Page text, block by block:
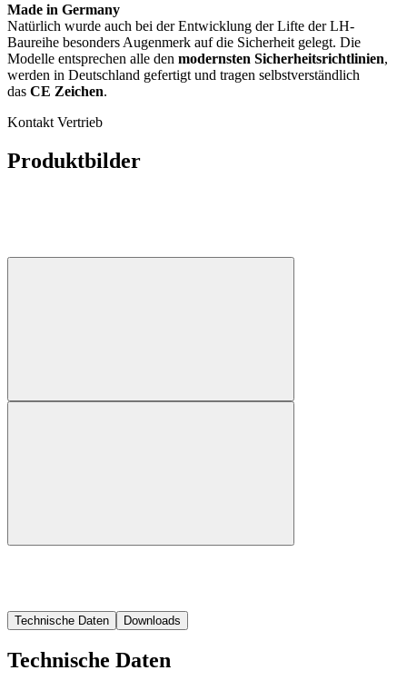
Made in Germany
Natürlich wurde auch bei der Entwicklung der Lifte der LH-
Baureihe besonders Augenmerk auf die Sicherheit gelegt. Die
Modelle entsprechen alle den modernsten Sicherheitsrichtlinien,
werden in Deutschland gefertigt und tragen selbstverständlich
das CE Zeichen.
Kontakt Vertrieb
Produktbilder
Technische Daten Downloads
Technische Daten